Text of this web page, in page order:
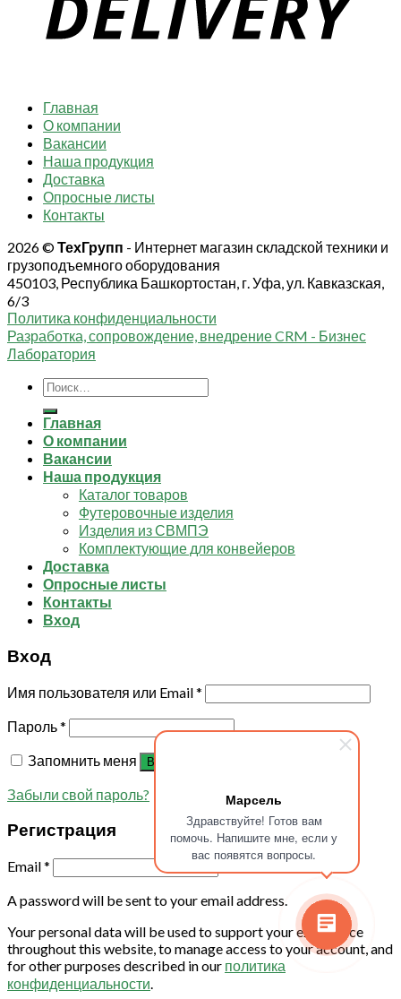
Марсель
Здравствуйте! Готов вам
помочь. Напишите мне, если у
вас появятся вопросы.
Главная
О компании
Вакансии
Наша продукция
Доставка
Опросные листы
Контакты
2026 ©ТехГрупп - Интернет магазин складской техники и
грузоподъемного оборудования
450103, Республика Башкортостан, г. Уфа, ул. Кавказская,
6/3
Политика конфиденциальности
Разработка, сопровождение, внедрение CRM - Бизнес
Лаборатория
Искать:
Главная
О компании
Вакансии
Наша продукция
Каталог товаров
Футеровочные изделия
Изделия из СВМПЭ
Комплектующие для конвейеров
Доставка
Опросные листы
Контакты
Вход
Вход
Имя пользователя или Email*
Пароль*
Запомнить меня
Войти
Забыли свой пароль?
Регистрация
Email*
A password will be sent to your email address.
Your personal data will be used to support your experience
throughout this website, to manage access to your account, and
for other purposes described in our политика
конфиденциальности.